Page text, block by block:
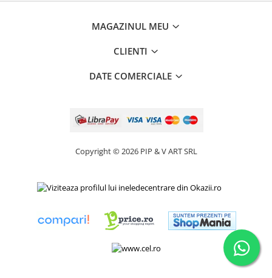
MAGAZINUL MEU
CLIENTI
DATE COMERCIALE
Copyright © 2026 PIP & V ART SRL